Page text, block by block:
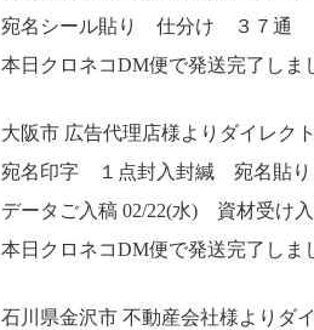
宛名シール貼り 仕分け ３７通
本日クロネコDM便で発送完了しま
大阪市 広告代理店様よりダイレク
宛名印字 １点封入封緘 宛名貼
データご入稿 02/22(水) 資材受け入
本日クロネコDM便で発送完了しま
石川県金沢市 不動産会社様よりダ